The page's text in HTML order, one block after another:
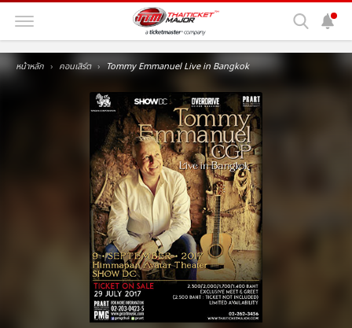
หน้าหลัก คอนเสิร์ต Tommy Emmanuel Live in Bangkok